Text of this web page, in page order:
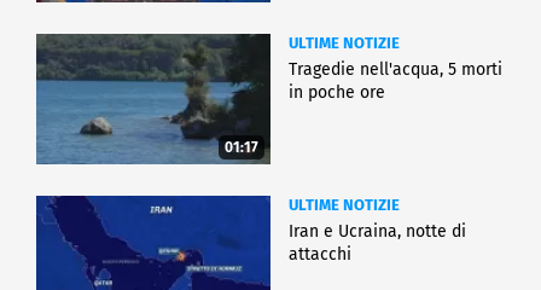
01:17
ULTIME NOTIZIE
Tragedie nell'acqua, 5 morti
in poche ore
ULTIME NOTIZIE
Iran e Ucraina, notte di
attacchi